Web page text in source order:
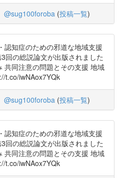
@sug100foroba (投稿一覧)
認知症のための邪道な地域支援
回の総説論文が出版されました
共同注意の問題とその支援 地域
t.co/iwNAox7YQk
@sug100foroba (投稿一覧)
認知症のための邪道な地域支援
回の総説論文が出版されました
共同注意の問題とその支援 地域
t.co/iwNAox7YQk